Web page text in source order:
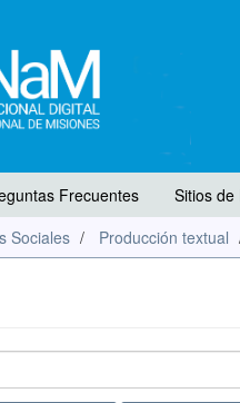
Frecuentes
Sitios de
Sociales Producción textual